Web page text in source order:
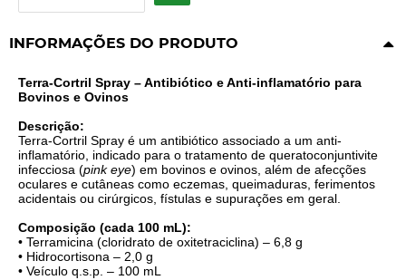
INFORMAÇÕES DO PRODUTO
Terra-Cortril Spray – Antibiótico e Anti-inflamatório para
Bovinos e Ovinos
Descrição:
Terra-Cortril Spray é um antibiótico associado a um anti-
inflamatório, indicado para o tratamento de queratoconjuntivite
infecciosa (pink eye) em bovinos e ovinos, além de afecções
oculares e cutâneas como eczemas, queimaduras, ferimentos
acidentais ou cirúrgicos, fístulas e supurações em geral.
Composição (cada 100 mL):
• Terramicina (cloridrato de oxitetraciclina) – 6,8 g
• Hidrocortisona – 2,0 g
• Veículo q.s.p. – 100 mL